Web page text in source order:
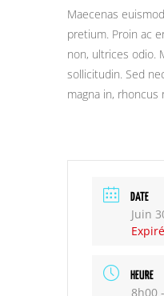
Maecenas
pretium. Proin ac
non, ultrices odio.
sollicitudin. Sed
magna in, rhoncus
DATE
Juin
HEURE
8h00